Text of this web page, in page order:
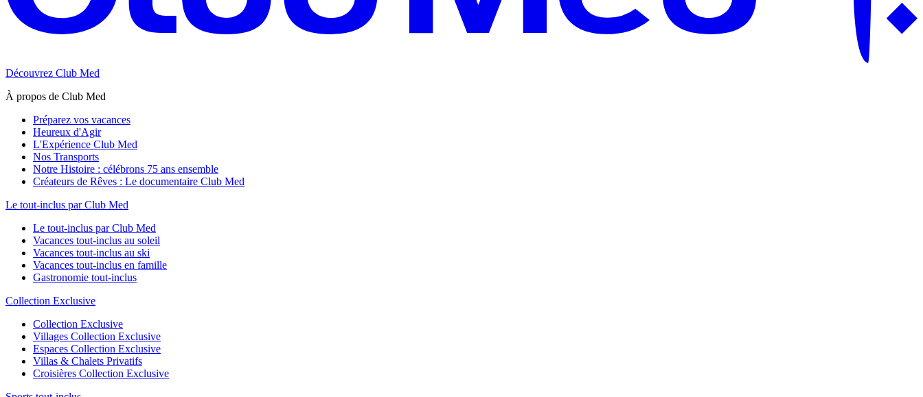
Découvrez Club Med
À propos de Club Med
Préparez vos vacances
Heureux d'Agir
L'Expérience Club Med
Nos Transports
Notre Histoire : célébrons 75 ans ensemble
Créateurs de Rêves : Le documentaire Club Med
Le tout-inclus par Club Med
Le tout-inclus par Club Med
Vacances tout-inclus au soleil
Vacances tout-inclus au ski
Vacances tout-inclus en famille
Gastronomie tout-inclus
Collection Exclusive
Collection Exclusive
Villages Collection Exclusive
Espaces Collection Exclusive
Villas & Chalets Privatifs
Croisières Collection Exclusive